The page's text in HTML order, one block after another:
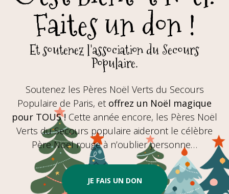
Faites un don !
Et soutenez l'association du Secours
Populaire.
Soutenez les Pères Noël Verts du Secours
Populaire de Paris, et offrez un Noël magique
pour TOUS ! Cette année encore, les Pères Noël
Verts du Secours populaire aideront le célèbre
Père Noël rouge à n’oublier personne…
JE FAIS UN DON